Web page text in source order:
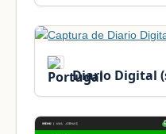
Diario Digital